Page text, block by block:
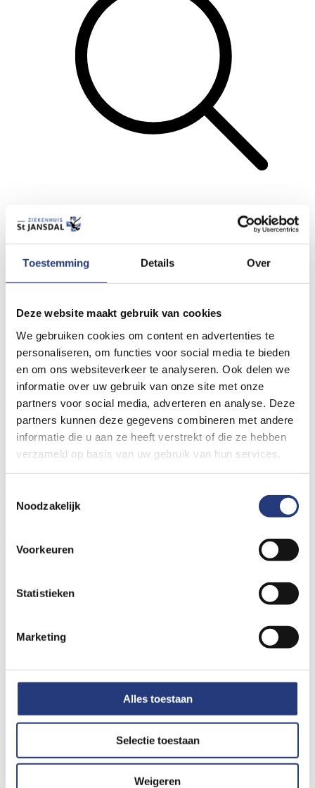
Toestemming Details Over
Deze website maakt gebruik van cookies
We gebruiken cookies om content en advertenties te
personaliseren, om functies voor social media te bieden
en om ons websiteverkeer te analyseren. Ook delen we
informatie over uw gebruik van onze site met onze
partners voor social media, adverteren en analyse. Deze
partners kunnen deze gegevens combineren met andere
informatie die u aan ze heeft verstrekt of die ze hebben
verzameld op basis van uw gebruik van hun services.
Noodzakelijk
Voorkeuren
Statistieken
Marketing
Alles toestaan
Selectie toestaan
Weigeren
Zoeken
Menu
Terug
Lees voor
Printen
Stuur door
Er is een fout opgetreden bij het laden van deze folder.
Algemene links voor de hele website
Locaties St Jansdal
Prikposten St Jansdal
Wat vindt u van de nieuwe website?
Contact- en locatiegegevensBezoektijdenWachttijden
Spoedzorg nodig?
© Ziekenhuis St Jansdal 2026
Volg ons op social media